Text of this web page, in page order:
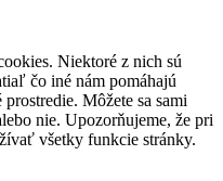
Niektoré z nich sú
čo iné nám pomáhajú
Môžete sa sami
nie. Upozorňujeme, že pri
všetky funkcie stránky.